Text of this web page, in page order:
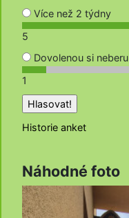
Více než 2 týdny
5
Dovolenou si neberu
1
Historie anket
Náhodné foto